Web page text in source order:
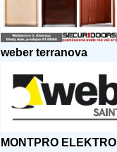
weber terranova
MONTPRO ELEKTRO